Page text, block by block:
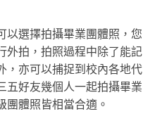
以選擇拍攝畢業團體照，您
外拍，拍照過程中除了能記
，亦可以捕捉到校內各地代
五好友幾個人一起拍攝畢業
團體照皆相當合適。